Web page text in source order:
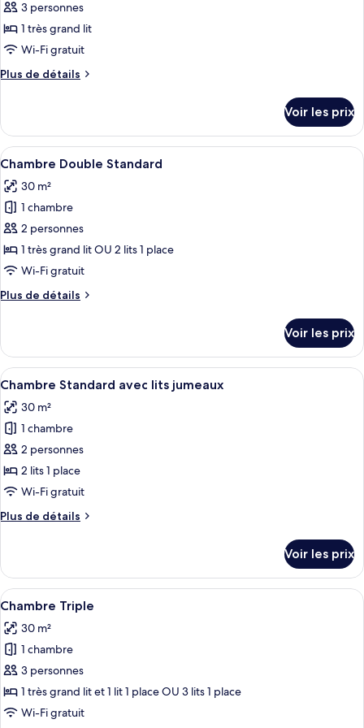
pour
ce
type
chambre :
3 personnes
1 très grand lit
Wi-Fi gratuit
Plus de détails
Plus
le
type
de
Suite
Junior
Voir les prix
Afficher
toutes
les
photos
pour
ce
type
chambre :
Standard
Minibar, coffres-forts dans les
9
Chambre Double Standard
30 m²
1 chambre
2 personnes
1 très grand lit OU 2 lits 1 place
Wi-Fi gratuit
Plus de détails
Plus
le
type
de
Chambre
Double
Voir les prix
Afficher
toutes
les
photos
pour
ce
type
chambre :
avec
lits
jumeaux
Une chambre d’hôtel avec deux lits,
6
Chambre Standard avec lits jumeaux
30 m²
1 chambre
2 personnes
2 lits 1 place
Wi-Fi gratuit
Plus de détails
Plus
le
type
de
Chambre
Standard
lits
jumeaux
Voir les prix
Afficher
toutes
les
photos
pour
ce
type
Une chambre d’hôtel comprenant
5
Chambre Triple
30 m²
1 chambre
3 personnes
1 très grand lit et 1 lit 1 place OU 3 lits 1 place
Wi-Fi gratuit